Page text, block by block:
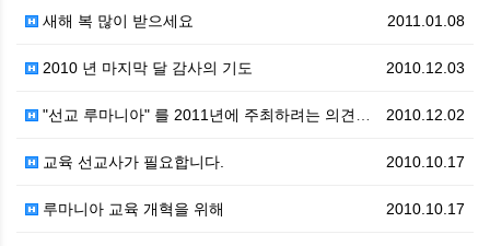
2011.01.08
새해 복 많이 받으세요
2010.12.03
2010 년 마지막 달 감사의 기도
2010.12.02
"선교 루마니아" 를 2011년에 주최하려는 의견을 모…
2010.10.17
교육 선교사가 필요합니다.
2010.10.17
루마니아 교육 개혁을 위해